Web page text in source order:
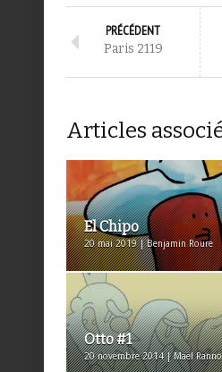
PRÉCÉDENT
Paris 2119
Articles
El Chipo
20 mai 2019 | Benjamin Roure
Otto #1
20 novembre 2014 | Maël